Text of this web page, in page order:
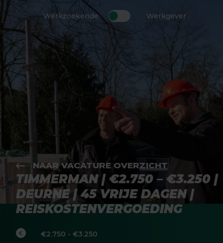
Werkzoekende Werkgever
NAAR VACATURE OVERZICHT
TIMMERMAN | €2.750 – €3.250 |
DEURNE | 45 VRIJE DAGEN |
REISKOSTENVERGOEDING
€2.750 - €3.250